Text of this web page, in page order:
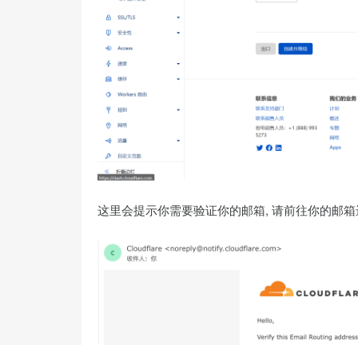
这里会提示你需要验证你的邮箱, 请前往你的邮